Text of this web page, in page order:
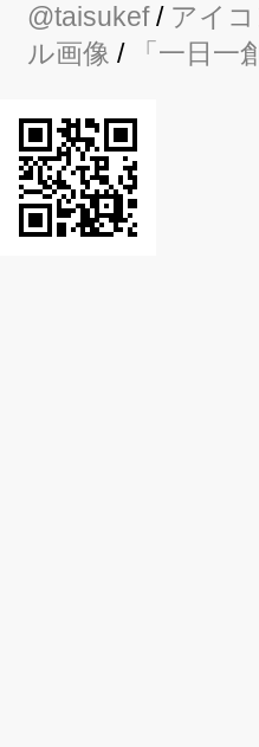
@taisukef/ アイ
ル画像 / 「一日一